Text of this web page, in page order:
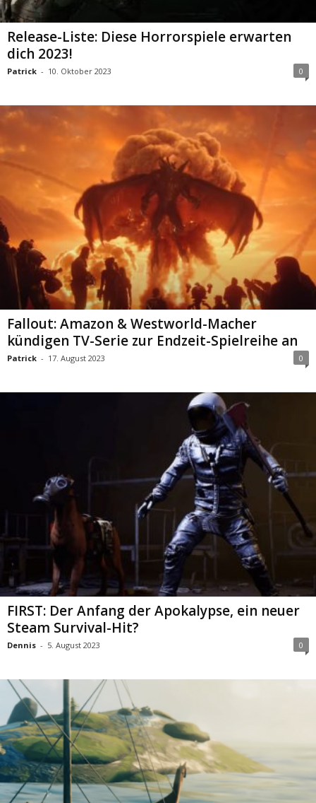
Release-Liste: Diese Horrorspiele erwarten
dich 2023!
Patrick - 10. Oktober 2023 0
Fallout: Amazon & Westworld-Macher
kündigen TV-Serie zur Endzeit-Spielreihe an
Patrick - 17. August 2023 0
FIRST: Der Anfang der Apokalypse, ein neuer
Steam Survival-Hit?
Dennis - 5. August 2023 0